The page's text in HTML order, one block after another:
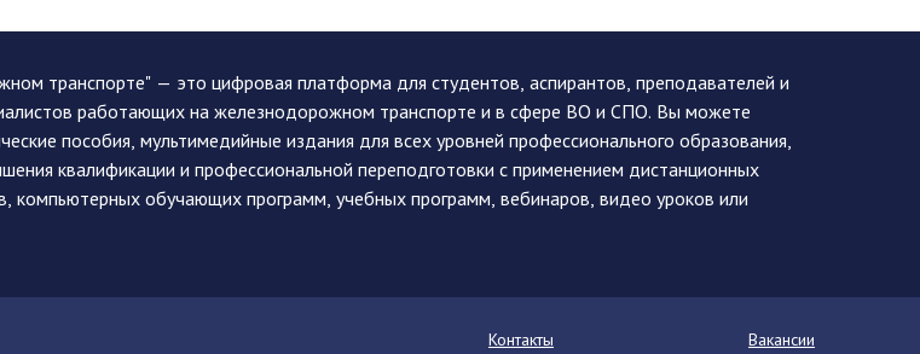
транспорте" — это цифровая платформа для студентов, аспирантов, преподавателей и
работающих на железнодорожном транспорте и в сфере ВО и СПО. Вы можете
пособия, мультимедийные издания для всех уровней профессионального образования,
квалификации и профессиональной переподготовки с применением дистанционных
компьютерных обучающих программ, учебных программ, вебинаров, видео уроков или
Контакты Вакансии